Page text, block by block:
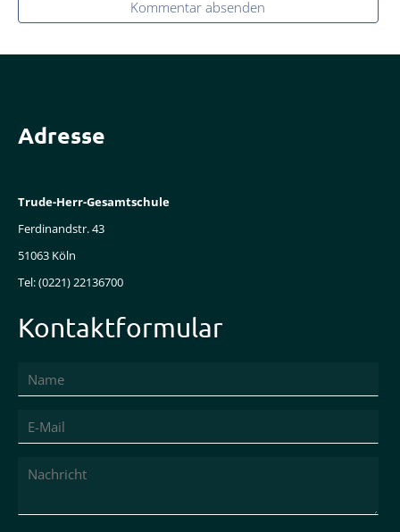
Kommentar absenden
Adresse
Trude-Herr-Gesamtschule
Ferdinandstr. 43
51063 Köln
Tel: (0221) 22136700
Kontaktformular